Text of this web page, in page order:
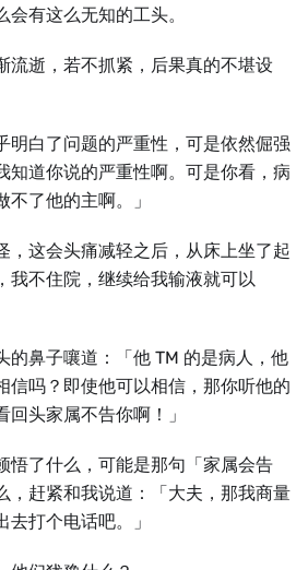
有这么无知的工头。
流逝，若不抓紧，后果真的不堪设
明白了问题的严重性，可是依然倔强
知道你说的严重性啊。可是你看，病
不了他的主啊。」
，这会头痛减轻之后，从床上坐了起
我不住院，继续给我输液就可以
的鼻子嚷道：「他 TM 的是病人，他
信吗？即使他可以相信，那你听他的
头家属不告你啊！」
悟了什么，可能是那句「家属会告
，赶紧和我说道：「大夫，那我商量
打个电话吧。」